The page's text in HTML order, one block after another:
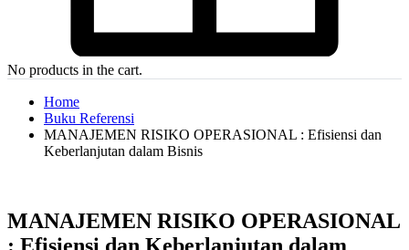
No products in the cart.
Home
Buku Referensi
MANAJEMEN RISIKO OPERASIONAL : Efisiensi dan
Keberlanjutan dalam Bisnis
MANAJEMEN RISIKO OPERASIONAL
: Efisiensi dan Keberlanjutan dalam